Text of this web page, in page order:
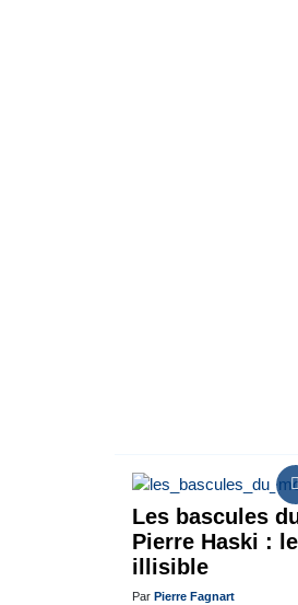
Les bascules
Pierre Haski :
illisible
Par Pierre Fagnart